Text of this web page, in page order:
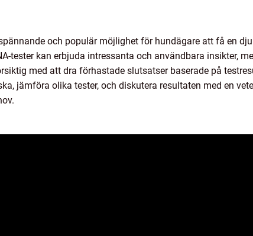
och populär möjlighet för hundägare att få en
tester kan erbjuda intressanta och användbara insikter,
med att dra förhastade slutsatser baserade på
jämföra olika tester, och diskutera resultaten med en